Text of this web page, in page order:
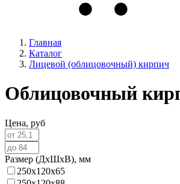
Главная
Каталог
Лицевой (облицовочный) кирпич
Облицовочный
Цена, руб
Размер (ДхШхВ), мм
250х120х65